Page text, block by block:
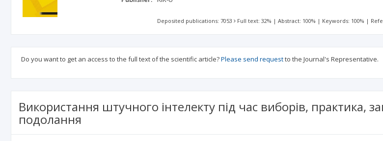
Deposited publications: 7053 Full text: 32% |Abstract: 100% | Keywords: 100% |
Do you want to get an access to the full text of the scientific article?Please send requestto the Journal's Representative.
Використання штучного інтелекту під час виборів, практика,
подолання